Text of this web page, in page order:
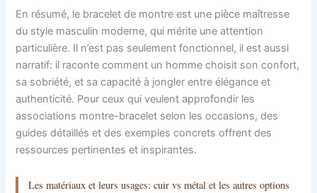
En résumé, le bracelet de montre est une pièce maîtresse
du style masculin moderne, qui mérite une attention
particulière. Il n’est pas seulement fonctionnel, il est aussi
narratif: il raconte comment un homme choisit son confort,
sa sobriété, et sa capacité à jongler entre élégance et
authenticité. Pour ceux qui veulent approfondir les
associations montre-bracelet selon les occasions, des
guides détaillés et des exemples concrets offrent des
ressources pertinentes et inspirantes.
Les matériaux et leurs usages: cuir vs métal et les autres options